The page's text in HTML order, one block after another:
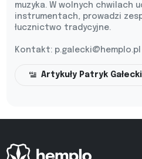
muzyka. W wolnych chwilach
instrumentach, prowadzi
łucznictwo tradycyjne.
Kontakt: p.galecki@hemplo.pl
Artykuły Patryk Gałecki